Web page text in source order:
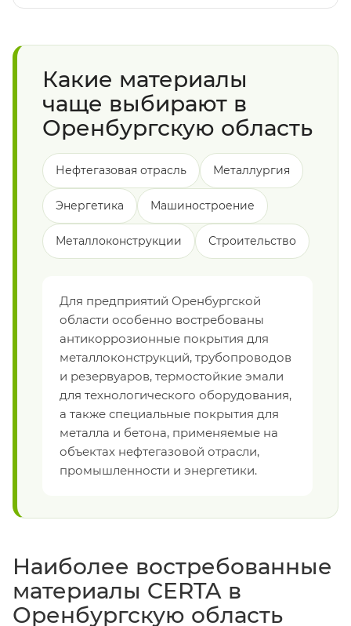
Какие материалы
чаще выбирают в
Оренбургскую область
Нефтегазовая отрасль Металлургия
Энергетика Машиностроение
Металлоконструкции Строительство
Для предприятий Оренбургской
области особенно востребованы
антикоррозионные покрытия для
металлоконструкций, трубопроводов
и резервуаров, термостойкие эмали
для технологического оборудования,
а также специальные покрытия для
металла и бетона, применяемые на
объектах нефтегазовой отрасли,
промышленности и энергетики.
Наиболее востребованные
материалы CERTA в
Оренбургскую область